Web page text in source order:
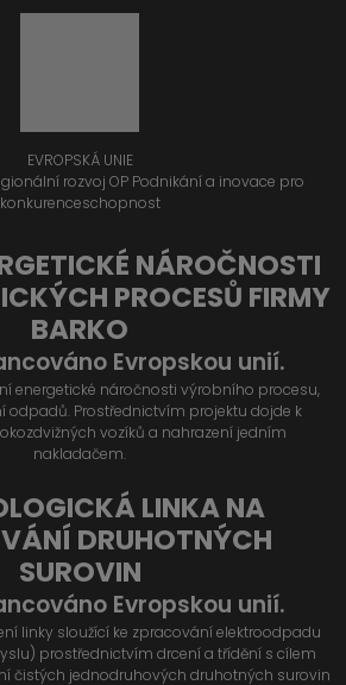
EVROPSKÁ UNIE
rozvoj OP Podnikání a inovace pro
konkurenceschopnost
NÁROČNOSTI
PROCESŮ FIRMY
BARKO
Evropskou unií.
energetické náročnosti výrobního procesu,
odpadů. Prostřednictvím projektu dojde k
vozíků a nahrazení jedním
nakladačem.
LINKA NA
DRUHOTNÝCH
SUROVIN
Evropskou unií.
linky sloužící ke zpracování elektroodpadu
prostřednictvím drcení a třídění s cílem
čistých jednodruhových druhotných surovin